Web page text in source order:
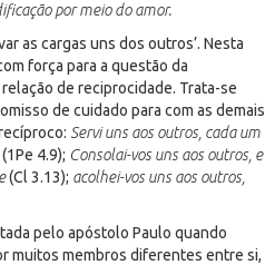
por meio do amor.
as cargas uns dos outros’. Nesta
força para a questão da
de reciprocidade. Trata-se
de cuidado para com as demais
Servi uns aos outros, cada um
(1Pe 4.9); Consolai-vos uns aos outros, e
(Cl 3.13); acolhei-vos uns aos outros,
pelo apóstolo Paulo quando
muitos membros diferentes entre si,